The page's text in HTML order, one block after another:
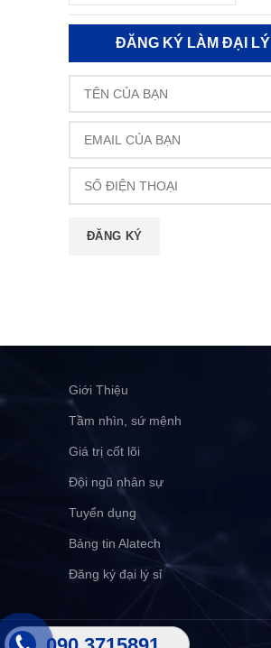
ĐĂNG KÝ LÀM ĐẠI LÝ
Giới Thiệu
Tầm nhìn, sứ mệnh
Giá trị cốt lõi
Đội ngũ nhân sự
Tuyển dụng
Bảng tin Alatech
Đăng ký đại lý sỉ